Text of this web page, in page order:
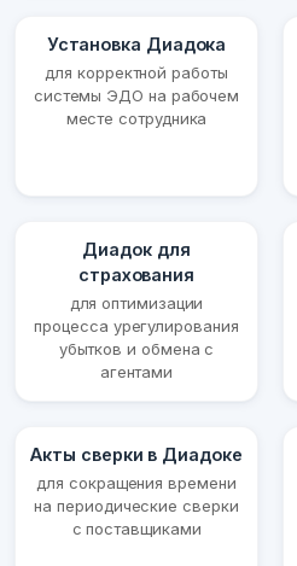
Установка Диадока
для корректной работы
системы ЭДО на рабочем
месте сотрудника
Диадок для
страхования
для оптимизации
процесса урегулирования
убытков и обмена с
агентами
Акты сверки в Диадоке
для сокращения времени
на периодические сверки
с поставщиками